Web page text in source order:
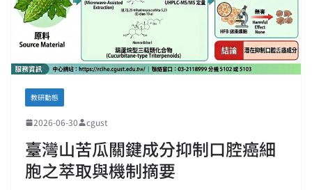
教研動態
2026-06-30 cgust
臺灣山苦瓜關鍵成分抑制口腔癌細
胞之萃取與機制摘要